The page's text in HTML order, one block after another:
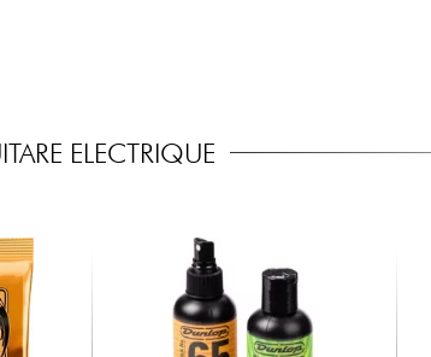
ELECTRIQUE